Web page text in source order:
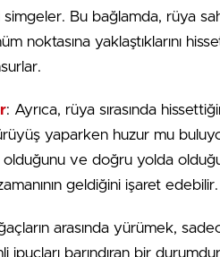
Bu bağlamda, rüya
noktasına yaklaştıklarını
: Ayrıca, rüya sırasında
yaparken huzur mu
olduğunu ve doğru yolda
geldiğini işaret edebilir.
arasında yürümek,
ipuçları barındıran bir